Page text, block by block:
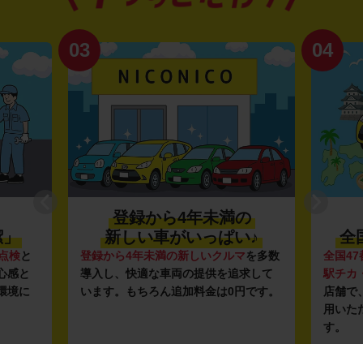
」
検と
感と
境に
03
登録から4年未満の
新しい車がいっぱい♪
登録から4年未満の新しいクルマを多数
導入し、快適な車両の提供を追求して
います。もちろん追加料金は0円です。
04
全
全国47
駅チカ
店舗で
用いた
す。